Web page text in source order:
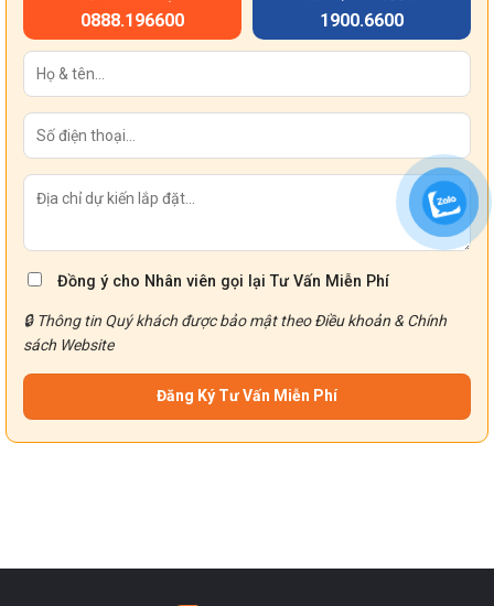
0888.196600 1900.6600
Đồng ý cho Nhân viên gọi lại Tư Vấn Miễn Phí
🔒 Thông tin Quý khách được bảo mật theoĐiều khoản & Chính
sách Website